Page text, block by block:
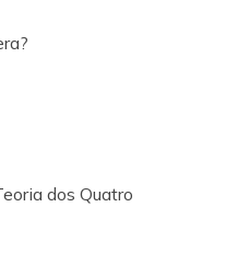
dos Quatro